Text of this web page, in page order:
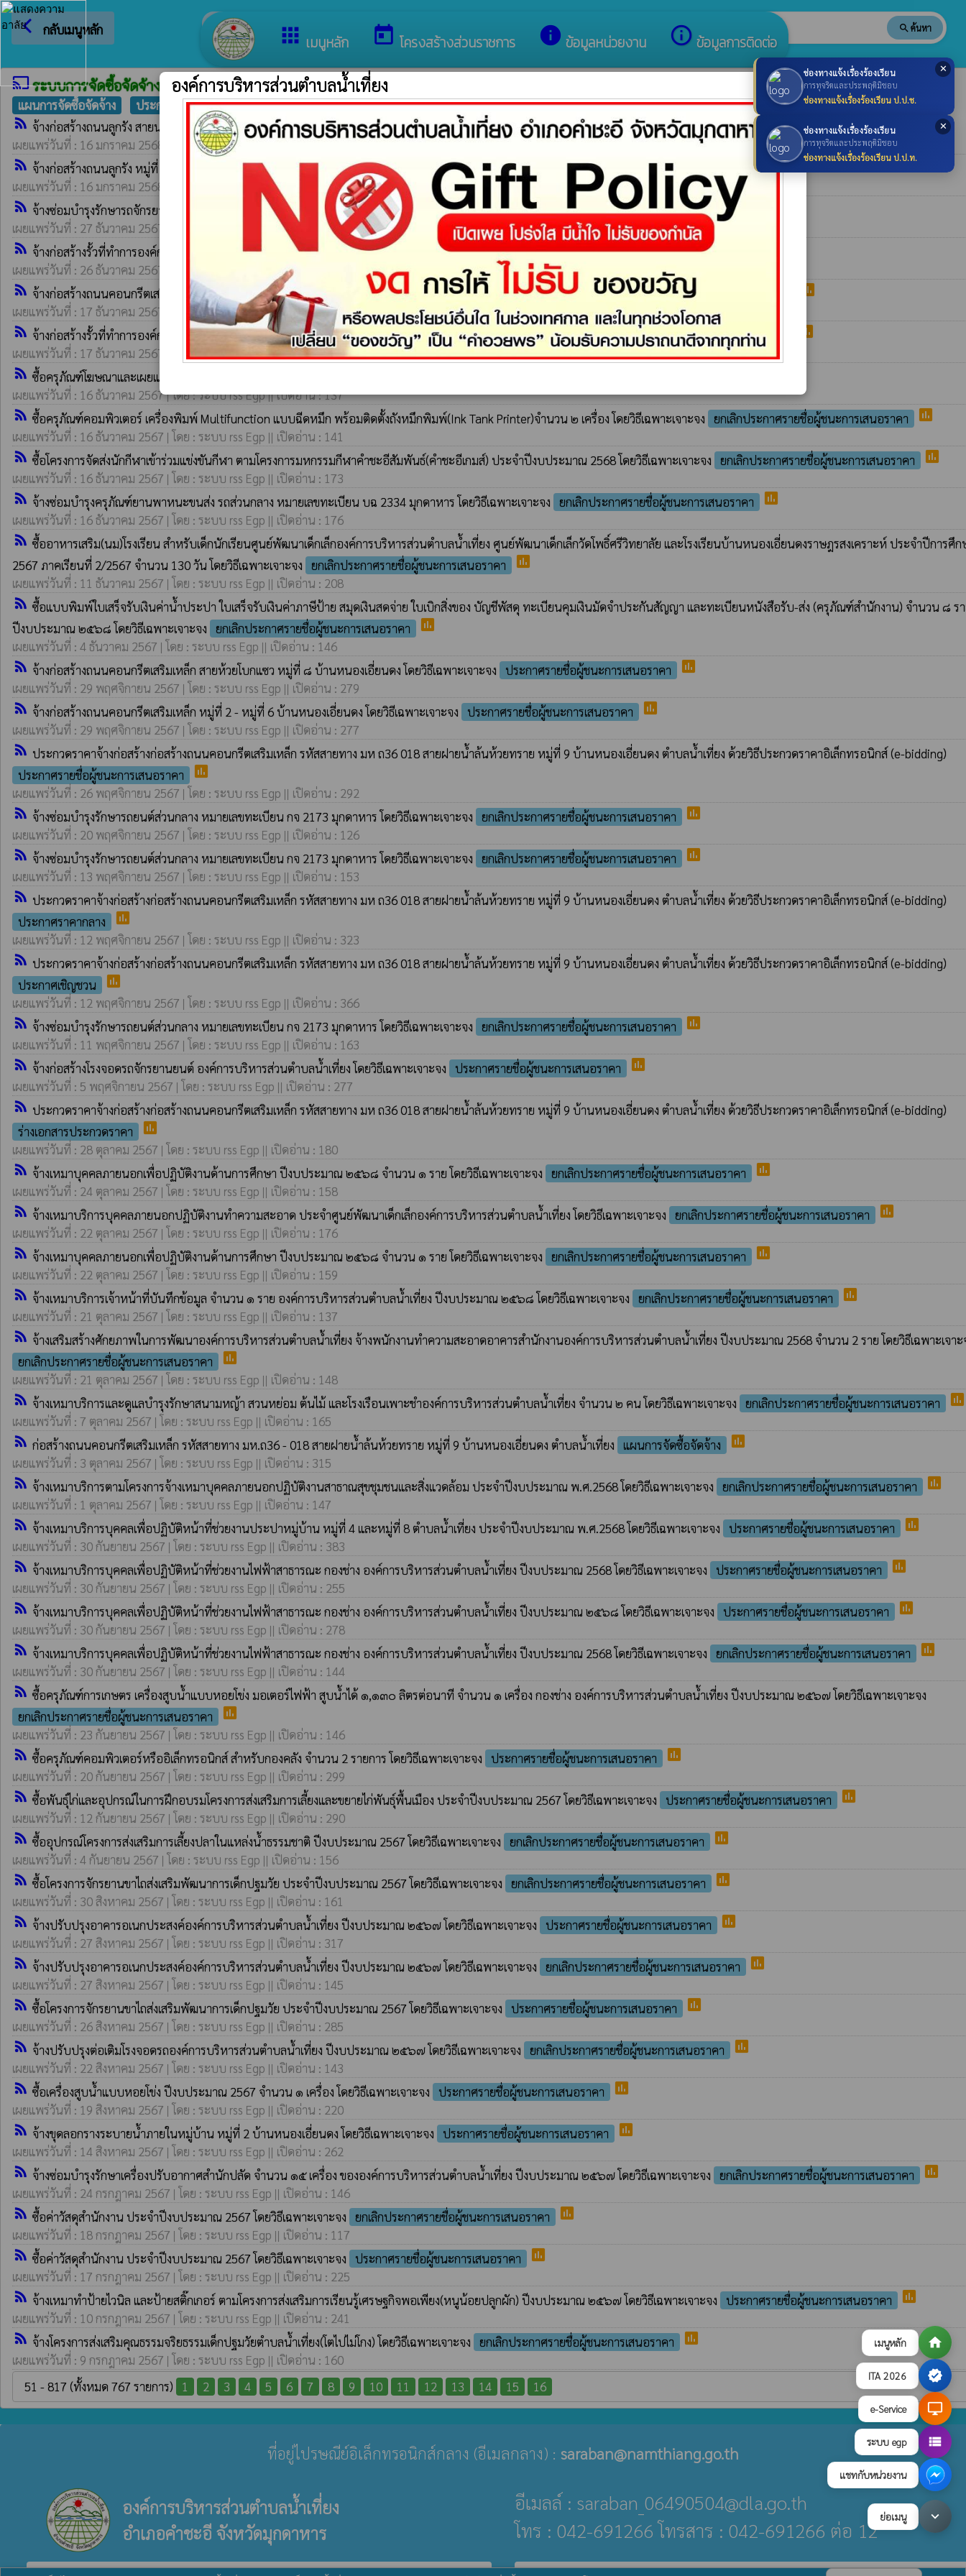
เมนูหลัก home
ITA 2026 verified
e-Service desktop_windows
ระบบ egp view_list
แชทกับหน่วยงาน
ย่อเมนู keyboard_arrow_down
✕
ช่องทางแจ้งเรื่องร้องเรียน
การทุจริตและประพฤติมิชอบ
ช่องทางแจ้งเรื่องร้องเรียน ป.ป.ช.
✕
ช่องทางแจ้งเรื่องร้องเรียน
การทุจริตและประพฤติมิชอบ
ช่องทางแจ้งเรื่องร้องเรียน ป.ป.ท.
apps เมนูหลัก today โครงสร้างส่วนราชการ info ข้อมูลหน่วยงาน info_outline ข้อมูลการติดต่อ
arrow_back_ios กลับเมนูหลัก ยินดีต้อนรับสู่เว็บไซต์ของ องค์การบริหารส่วนตำบลน้ำเที่ยง search ค้นหา
castระบบการจัดซื้อจัดจ้าง egp
แผนการจัดซื้อจัดจ้าง ประกาศราคากลาง ประกาศเชิญชวน ประกาศรายชื่อผู้ชนะการเสนอราคา
rss_feed จ้างก่อสร้างถนนลูกรัง สายนานางยะเด็จ การร้อย-นานางสาววิภาวดี สุภาพันธ์ จำนวน 1 งาน โดยวิธีเฉพาะเจาะจง ประกาศรายชื่อผู้ชนะการเสนอราคา poll
เผยแพร่วันที่ : 16 มกราคม 2568 | โดย : ระบบ rss Egp || เปิดอ่าน : 355
rss_feed จ้างก่อสร้างถนนลูกรัง หมู่ที่ 1 บ้านดอนสวรรค์ จำนวน 1 งาน โดยวิธีเฉพาะเจาะจง ประกาศรายชื่อผู้ชนะการเสนอราคา poll
เผยแพร่วันที่ : 16 มกราคม 2568 | โดย : ระบบ rss Egp || เปิดอ่าน : 293
rss_feed จ้างซ่อมบำรุงรักษารถจักรยานยนต์ เลขทะเบียน 1 กณ 5822 มุกดาหาร จำนวน 2 รายการ โดยวิธีเฉพาะเจาะจง ประกาศรายชื่อผู้ชนะการเสนอราคา poll
เผยแพร่วันที่ : 27 ธันวาคม 2567 | โดย : ระบบ rss Egp || เปิดอ่าน : 295
rss_feed จ้างก่อสร้างรั้วที่ทำการองค์การบริหารส่วนตำบลน้ำเที่ยง โดยวิธีเฉพาะเจาะจง ประกาศรายชื่อผู้ชนะการเสนอราคา poll
เผยแพร่วันที่ : 26 ธันวาคม 2567 | โดย : ระบบ rss Egp || เปิดอ่าน : 377
rss_feed จ้างก่อสร้างถนนคอนกรีตเสริมเหล็กสายภูมะตูม-ภูพระเจ้า หมู่ที่ 4 บ้านดงยาง ตำบลน้ำเที่ยง จำนวน 1 งาน โดยวิธีเฉพาะเจาะจง ประกาศรายชื่อผู้ชนะการเสนอราคา poll
เผยแพร่วันที่ : 17 ธันวาคม 2567 | โดย : ระบบ rss Egp || เปิดอ่าน : 339
rss_feed จ้างก่อสร้างรั้วที่ทำการองค์การบริหารส่วนตำบลน้ำเที่ยง ความยาว 200 เมตร สูง 2.00 เมตร จำนวน 1 งาน โดยวิธีเฉพาะเจาะจง ประกาศรายชื่อผู้ชนะการเสนอราคา poll
เผยแพร่วันที่ : 17 ธันวาคม 2567 | โดย : ระบบ rss Egp || เปิดอ่าน : 300
rss_feed ซื้อครุภัณฑ์โฆษณาและเผยแพร่เครื่องมัลติมีเดียโปรเจคเตอร์ จำนวน ๑ เครื่อง โดยวิธีเฉพาะเจาะจง
เผยแพร่วันที่ : 16 ธันวาคม 2567 | โดย : ระบบ rss Egp || เปิดอ่าน : 137
rss_feed ซื้อครุภัณฑ์คอมพิวเตอร์ เครื่องพิมพ์ Multifunction แบบฉีดหมึก พร้อมติดตั้งถังหมึกพิมพ์(Ink Tank Printer)จำนวน ๒ เครื่อง โดยวิธีเฉพาะเจาะจง ยกเลิกประกาศรายชื่อผู้ชนะการเสนอราคา poll
เผยแพร่วันที่ : 16 ธันวาคม 2567 | โดย : ระบบ rss Egp || เปิดอ่าน : 141
rss_feed ซื้อโครงการจัดส่งนักกีฬาเข้าร่วมแข่งขันกีฬา ตามโครงการมหกรรมกีฬาคำชะอีสัมพันธ์(คำชะอีเกมส์) ประจำปีงบประมาณ 2568 โดยวิธีเฉพาะเจาะจง ยกเลิกประกาศรายชื่อผู้ชนะการเสนอราคา poll
เผยแพร่วันที่ : 16 ธันวาคม 2567 | โดย : ระบบ rss Egp || เปิดอ่าน : 173
rss_feed จ้างซ่อมบำรุงครุภัณฑ์ยานพาหนะขนส่ง รถส่วนกลาง หมายเลขทะเบียน บฉ 2334 มุกดาหาร โดยวิธีเฉพาะเจาะจง ยกเลิกประกาศรายชื่อผู้ชนะการเสนอราคา poll
เผยแพร่วันที่ : 16 ธันวาคม 2567 | โดย : ระบบ rss Egp || เปิดอ่าน : 176
rss_feed ซื้ออาหารเสริม(นม)โรงเรียน สำหรับเด็กนักเรียนศูนย์พัฒนาเด็กเล็กองค์การบริหารส่วนตำบลน้ำเที่ยง ศูนย์พัฒนาเด็กเล็กวัดโพธิ์ศรีวิทยาลัย และโรงเรียนบ้านหนองเอี่ยนดงราษฎรสงเคราะห์ ประจำปีการศึก
2567 ภาคเรียนที่ 2/2567 จำนวน 130 วัน โดยวิธีเฉพาะเจาะจง
ยกเลิกประกาศรายชื่อผู้ชนะการเสนอราคา poll
เผยแพร่วันที่ : 11 ธันวาคม 2567 | โดย : ระบบ rss Egp || เปิดอ่าน : 208
rss_feed ซื้อแบบพิมพ์ใบเสรฺ็จรับเงินค่าน้ำประปา ใบเสร็จรับเงินค่าภาษีป้าย สมุดเงินสดจ่าย ใบเบิกสิ่งของ บัญชีพัสดุ ทะเบียนคุมเงินมัดจำประกันสัญญา และทะเบียนหนังสือรับ-ส่ง (ครุภัณฑ์สำนักงาน) จำนวน ๘ ร
ปีงบประมาณ ๒๕๖๘ โดยวิธีเฉพาะเจาะจง
ยกเลิกประกาศรายชื่อผู้ชนะการเสนอราคา poll
เผยแพร่วันที่ : 4 ธันวาคม 2567 | โดย : ระบบ rss Egp || เปิดอ่าน : 146
rss_feed จ้างก่อสร้างถนนคอนกรีตเสริมเหล็ก สายห้วยโบกแซว หมู่ที่ ๘ บ้านหนองเอี่ยนดง โดยวิธีเฉพาะเจาะจง ประกาศรายชื่อผู้ชนะการเสนอราคา poll
เผยแพร่วันที่ : 29 พฤศจิกายน 2567 | โดย : ระบบ rss Egp || เปิดอ่าน : 279
rss_feed จ้างก่อสร้างถนนคอนกรีตเสริมเหล็ก หมู่ที่ 2 - หมู่ที่ 6 บ้านหนองเอี่ยนดง โดยวิธีเฉพาะเจาะจง ประกาศรายชื่อผู้ชนะการเสนอราคา poll
เผยแพร่วันที่ : 29 พฤศจิกายน 2567 | โดย : ระบบ rss Egp || เปิดอ่าน : 277
rss_feed ประกวดราคาจ้างก่อสร้างก่อสร้างถนนคอนกรีตเสริมเหล็ก รหัสสายทาง มห ถ36 018 สายฝายน้ำล้นห้วยทราย หมู่ที่ 9 บ้านหนองเอี่ยนดง ตำบลน้ำเที่ยง ด้วยวิธีประกวดราคาอิเล็กทรอนิกส์ (e-bidding)
ประกาศรายชื่อผู้ชนะการเสนอราคา
poll
เผยแพร่วันที่ : 26 พฤศจิกายน 2567 | โดย : ระบบ rss Egp || เปิดอ่าน : 292
rss_feed จ้างซ่อมบำรุงรักษารถยนต์ส่วนกลาง หมายเลขทะเบียน กจ 2173 มุกดาหาร โดยวิธีเฉพาะเจาะจง ยกเลิกประกาศรายชื่อผู้ชนะการเสนอราคา poll
เผยแพร่วันที่ : 20 พฤศจิกายน 2567 | โดย : ระบบ rss Egp || เปิดอ่าน : 126
rss_feed จ้างซ่อมบำรุงรักษารถยนต์ส่วนกลาง หมายเลขทะเบียน กจ 2173 มุกดาหาร โดยวิธีเฉพาะเจาะจง ยกเลิกประกาศรายชื่อผู้ชนะการเสนอราคา poll
เผยแพร่วันที่ : 13 พฤศจิกายน 2567 | โดย : ระบบ rss Egp || เปิดอ่าน : 153
rss_feed ประกวดราคาจ้างก่อสร้างก่อสร้างถนนคอนกรีตเสริมเหล็ก รหัสสายทาง มห ถ36 018 สายฝายน้ำล้นห้วยทราย หมู่ที่ 9 บ้านหนองเอี่ยนดง ตำบลน้ำเที่ยง ด้วยวิธีประกวดราคาอิเล็กทรอนิกส์ (e-bidding)
ประกาศราคากลาง
poll
เผยแพร่วันที่ : 12 พฤศจิกายน 2567 | โดย : ระบบ rss Egp || เปิดอ่าน : 323
rss_feed ประกวดราคาจ้างก่อสร้างก่อสร้างถนนคอนกรีตเสริมเหล็ก รหัสสายทาง มห ถ36 018 สายฝายน้ำล้นห้วยทราย หมู่ที่ 9 บ้านหนองเอี่ยนดง ตำบลน้ำเที่ยง ด้วยวิธีประกวดราคาอิเล็กทรอนิกส์ (e-bidding)
ประกาศเชิญชวน
poll
เผยแพร่วันที่ : 12 พฤศจิกายน 2567 | โดย : ระบบ rss Egp || เปิดอ่าน : 366
rss_feed จ้างซ่อมบำรุงรักษารถยนต์ส่วนกลาง หมายเลขทะเบียน กจ 2173 มุกดาหาร โดยวิธีเฉพาะเจาะจง ยกเลิกประกาศรายชื่อผู้ชนะการเสนอราคา poll
เผยแพร่วันที่ : 11 พฤศจิกายน 2567 | โดย : ระบบ rss Egp || เปิดอ่าน : 163
rss_feed จ้างก่อสร้างโรงจอดรถจักรยานยนต์ องค์การบริหารส่วนตำบลน้ำเที่ยง โดยวิธีเฉพาะเจาะจง ประกาศรายชื่อผู้ชนะการเสนอราคา poll
เผยแพร่วันที่ : 5 พฤศจิกายน 2567 | โดย : ระบบ rss Egp || เปิดอ่าน : 277
rss_feed ประกวดราคาจ้างก่อสร้างก่อสร้างถนนคอนกรีตเสริมเหล็ก รหัสสายทาง มห ถ36 018 สายฝายน้ำล้นห้วยทราย หมู่ที่ 9 บ้านหนองเอี่ยนดง ตำบลน้ำเที่ยง ด้วยวิธีประกวดราคาอิเล็กทรอนิกส์ (e-bidding)
ร่างเอกสารประกวดราคา
poll
เผยแพร่วันที่ : 28 ตุลาคม 2567 | โดย : ระบบ rss Egp || เปิดอ่าน : 180
rss_feed จ้างเหมาบุคคลภายนอกเพื่อปฏิบัติงานด้านการศึกษา ปีงบประมาณ ๒๕๖๘ จำนวน ๑ ราย โดยวิธีเฉพาะเจาะจง ยกเลิกประกาศรายชื่อผู้ชนะการเสนอราคา poll
เผยแพร่วันที่ : 24 ตุลาคม 2567 | โดย : ระบบ rss Egp || เปิดอ่าน : 158
rss_feed จ้างเหมาบริการบุคคลภายนอกปฏิบัติงานทำความสะอาด ประจำศูนย์พัฒนาเด็กเล็กองค์การบริหารส่วนตำบลน้ำเที่ยง โดยวิธีเฉพาะเจาะจง ยกเลิกประกาศรายชื่อผู้ชนะการเสนอราคา poll
เผยแพร่วันที่ : 22 ตุลาคม 2567 | โดย : ระบบ rss Egp || เปิดอ่าน : 176
rss_feed จ้างเหมาบุคคลภายนอกเพื่อปฏิบัติงานด้านการศึกษา ปีงบประมาณ ๒๕๖๘ จำนวน ๑ ราย โดยวิธีเฉพาะเจาะจง ยกเลิกประกาศรายชื่อผู้ชนะการเสนอราคา poll
เผยแพร่วันที่ : 22 ตุลาคม 2567 | โดย : ระบบ rss Egp || เปิดอ่าน : 159
rss_feed จ้างเหมาบริการเจ้าหน้าที่บันทึกข้อมูล จำนวน ๑ ราย องค์การบริหารส่วนตำบลน้ำเที่ยง ปีงบประมาณ ๒๕๖๘ โดยวิธีเฉพาะเจาะจง ยกเลิกประกาศรายชื่อผู้ชนะการเสนอราคา poll
เผยแพร่วันที่ : 21 ตุลาคม 2567 | โดย : ระบบ rss Egp || เปิดอ่าน : 137
rss_feed จ้างเสริมสร้างศักยภาพในการพัฒนาองค์การบริหารส่วนตำบลน้ำเที่ยง จ้างพนักงานทำความสะอาดอาคารสำนักงานองค์การบริหารส่วนตำบลน้ำเที่ยง ปีงบประมาณ 2568 จำนวน 2 ราย โดยวิธีเฉพาะเจาะ
ยกเลิกประกาศรายชื่อผู้ชนะการเสนอราคา
poll
เผยแพร่วันที่ : 21 ตุลาคม 2567 | โดย : ระบบ rss Egp || เปิดอ่าน : 148
rss_feed จ้างเหมาบริการและดูแลบำรุงรักษาสนามหญ้า สวนหย่อม ต้นไม้ และโรงเรือนเพาะชำองค์การบริหารส่วนตำบลน้ำเที่ยง จำนวน ๒ คน โดยวิธีเฉพาะเจาะจง ยกเลิกประกาศรายชื่อผู้ชนะการเสนอราคา poll
เผยแพร่วันที่ : 7 ตุลาคม 2567 | โดย : ระบบ rss Egp || เปิดอ่าน : 165
rss_feed ก่อสร้างถนนคอนกรีตเสริมเหล็ก รหัสสายทาง มห.ถ36 - 018 สายฝายน้ำล้นห้วยทราย หมู่ที่ 9 บ้านหนองเอี่ยนดง ตำบลน้ำเที่ยง แผนการจัดซื้อจัดจ้าง poll
เผยแพร่วันที่ : 3 ตุลาคม 2567 | โดย : ระบบ rss Egp || เปิดอ่าน : 315
rss_feed จ้างเหมาบริการตามโครงการจ้างเหมาบุคคลภายนอกปฏิบัติงานสาธาณสุขชุมชนและสิ่งแวดล้อม ประจำปีงบประมาณ พ.ศ.2568 โดยวิธีเฉพาะเจาะจง ยกเลิกประกาศรายชื่อผู้ชนะการเสนอราคา poll
เผยแพร่วันที่ : 1 ตุลาคม 2567 | โดย : ระบบ rss Egp || เปิดอ่าน : 147
rss_feed จ้างเหมาบริการบุคคลเพื่อปฏิบัติหน้าที่ช่วยงานประปาหมู่บ้าน หมู่ที่ 4 และหมู่ที่ 8 ตำบลน้ำเที่ยง ประจำปีงบประมาณ พ.ศ.2568 โดยวิธีเฉพาะเจาะจง ประกาศรายชื่อผู้ชนะการเสนอราคา poll
เผยแพร่วันที่ : 30 กันยายน 2567 | โดย : ระบบ rss Egp || เปิดอ่าน : 383
rss_feed จ้างเหมาบริการบุคคลเพื่อปฏิบัติหน้าที่ช่วยงานไฟฟ้าสาธารณะ กองช่าง องค์การบริหารส่วนตำบลน้ำเที่ยง ปีงบประมาณ 2568 โดยวิธีเฉพาะเจาะจง ประกาศรายชื่อผู้ชนะการเสนอราคา poll
เผยแพร่วันที่ : 30 กันยายน 2567 | โดย : ระบบ rss Egp || เปิดอ่าน : 255
rss_feed จ้างเหมาบริการบุคคลเพื่อปฏิบัติหน้าที่ช่วยงานไฟฟ้าสาธารณะ กองช่าง องค์การบริหารส่วนตำบลน้ำเที่ยง ปีงบประมาณ ๒๕๖๘ โดยวิธีเฉพาะเจาะจง ประกาศรายชื่อผู้ชนะการเสนอราคา poll
เผยแพร่วันที่ : 30 กันยายน 2567 | โดย : ระบบ rss Egp || เปิดอ่าน : 278
rss_feed จ้างเหมาบริการบุคคลเพื่อปฏิบัติหน้าที่ช่วยงานไฟฟ้าสาธารณะ กองช่าง องค์การบริหารส่วนตำบลน้ำเที่ยง ปีงบประมาณ 2568 โดยวิธีเฉพาะเจาะจง ยกเลิกประกาศรายชื่อผู้ชนะการเสนอราคา poll
เผยแพร่วันที่ : 30 กันยายน 2567 | โดย : ระบบ rss Egp || เปิดอ่าน : 144
rss_feed ซื้อครุภัณฑ์การเกษตร เครื่องสูบน้ำแบบหอยโข่ง มอเตอร์ไฟฟ้า สูบน้ำได้ ๑,๑๓๐ ลิตรต่อนาที จำนวน ๑ เครื่อง กองช่าง องค์การบริหารส่วนตำบลน้ำเที่ยง ปีงบประมาณ ๒๕๖๗ โดยวิธีเฉพาะเจาะจง
ยกเลิกประกาศรายชื่อผู้ชนะการเสนอราคา
poll
เผยแพร่วันที่ : 23 กันยายน 2567 | โดย : ระบบ rss Egp || เปิดอ่าน : 146
rss_feed ซื้อครุภัณฑ์คอมพิวเตอร์หรืออิเล็กทรอนิกส์ สำหรับกองคลัง จำนวน 2 รายการ โดยวิธีเฉพาะเจาะจง ประกาศรายชื่อผู้ชนะการเสนอราคา poll
เผยแพร่วันที่ : 20 กันยายน 2567 | โดย : ระบบ rss Egp || เปิดอ่าน : 299
rss_feed ซื้อพันธุ์ไก่และอุปกรณ์ในการฝึกอบรมโครงการส่งเสริมการเลี้ยงและขยายไก่พันธุ์พื้นเมือง ประจำปีงบประมาณ 2567 โดยวิธีเฉพาะเจาะจง ประกาศรายชื่อผู้ชนะการเสนอราคา poll
เผยแพร่วันที่ : 12 กันยายน 2567 | โดย : ระบบ rss Egp || เปิดอ่าน : 290
rss_feed ซื้ออุปกรณ์โครงการส่งเสริมการเลี้ยงปลาในแหล่งน้ำธรรมชาติ ปีงบประมาณ 2567 โดยวิธีเฉพาะเจาะจง ยกเลิกประกาศรายชื่อผู้ชนะการเสนอราคา poll
เผยแพร่วันที่ : 4 กันยายน 2567 | โดย : ระบบ rss Egp || เปิดอ่าน : 156
rss_feed ซื้อโครงการจักรยานขาไถส่งเสริมพัฒนาการเด็กปฐมวัย ประจำปีงบประมาณ 2567 โดยวิธีเฉพาะเจาะจง ยกเลิกประกาศรายชื่อผู้ชนะการเสนอราคา poll
เผยแพร่วันที่ : 30 สิงหาคม 2567 | โดย : ระบบ rss Egp || เปิดอ่าน : 161
rss_feed จ้างปรับปรุงอาคารอเนกประสงค์องค์การบริหารส่วนตำบลน้ำเที่ยง ปีงบประมาณ ๒๕๖๗ โดยวิธีเฉพาะเจาะจง ประกาศรายชื่อผู้ชนะการเสนอราคา poll
เผยแพร่วันที่ : 27 สิงหาคม 2567 | โดย : ระบบ rss Egp || เปิดอ่าน : 317
rss_feed จ้างปรับปรุงอาคารอเนกประสงค์องค์การบริหารส่วนตำบลน้ำเที่ยง ปีงบประมาณ ๒๕๖๗ โดยวิธีเฉพาะเจาะจง ยกเลิกประกาศรายชื่อผู้ชนะการเสนอราคา poll
เผยแพร่วันที่ : 27 สิงหาคม 2567 | โดย : ระบบ rss Egp || เปิดอ่าน : 145
rss_feed ซื้อโครงการจักรยานขาไถส่งเสริมพัฒนาการเด็กปฐมวัย ประจำปีงบประมาณ 2567 โดยวิธีเฉพาะเจาะจง ประกาศรายชื่อผู้ชนะการเสนอราคา poll
เผยแพร่วันที่ : 26 สิงหาคม 2567 | โดย : ระบบ rss Egp || เปิดอ่าน : 285
rss_feed จ้างปรับปรุงต่อเติมโรงจอดรถองค์การบริหารส่วนตำบลน้ำเที่ยง ปีงบประมาณ ๒๕๖๗ โดยวิธีเฉพาะเจาะจง ยกเลิกประกาศรายชื่อผู้ชนะการเสนอราคา poll
เผยแพร่วันที่ : 22 สิงหาคม 2567 | โดย : ระบบ rss Egp || เปิดอ่าน : 143
rss_feed ซื้อเครื่องสูบน้ำแบบหอยโข่ง ปีงบประมาณ 2567 จำนวน ๑ เครื่อง โดยวิธีเฉพาะเจาะจง ประกาศรายชื่อผู้ชนะการเสนอราคา poll
เผยแพร่วันที่ : 19 สิงหาคม 2567 | โดย : ระบบ rss Egp || เปิดอ่าน : 220
rss_feed จ้างขุดลอกรางระบายน้ำภายในหมู่บ้าน หมู่ที่ 2 บ้านหนองเอี่ยนดง โดยวิธีเฉพาะเจาะจง ประกาศรายชื่อผู้ชนะการเสนอราคา poll
เผยแพร่วันที่ : 14 สิงหาคม 2567 | โดย : ระบบ rss Egp || เปิดอ่าน : 262
rss_feed จ้างซ่อมบำรุงรักษาเครื่องปรับอากาศสำนักปลัด จำนวน ๑๕ เครื่อง ขององค์การบริหารส่วนตำบลน้ำเที่ยง ปีงบประมาณ ๒๕๖๗ โดยวิธีเฉพาะเจาะจง ยกเลิกประกาศรายชื่อผู้ชนะการเสนอราคา poll
เผยแพร่วันที่ : 24 กรกฎาคม 2567 | โดย : ระบบ rss Egp || เปิดอ่าน : 146
rss_feed ซื้อค่าวัสดุสำนักงาน ประจำปีงบประมาณ 2567 โดยวิธีเฉพาะเจาะจง ยกเลิกประกาศรายชื่อผู้ชนะการเสนอราคา poll
เผยแพร่วันที่ : 18 กรกฎาคม 2567 | โดย : ระบบ rss Egp || เปิดอ่าน : 117
rss_feed ซื้อค่าวัสดุสำนักงาน ประจำปีงบประมาณ 2567 โดยวิธีเฉพาะเจาะจง ประกาศรายชื่อผู้ชนะการเสนอราคา poll
เผยแพร่วันที่ : 17 กรกฎาคม 2567 | โดย : ระบบ rss Egp || เปิดอ่าน : 225
rss_feed จ้างเหมาทำป้ายไวนิล และป้ายสติ๊กเกอร์ ตามโครงการส่งเสริมการเรียนรู้เศรษฐกิจพอเพียง(หนูน้อยปลูกผัก) ปีงบประมาณ ๒๕๖๗ โดยวิธีเฉพาะเจาะจง ประกาศรายชื่อผู้ชนะการเสนอราคา poll
เผยแพร่วันที่ : 10 กรกฎาคม 2567 | โดย : ระบบ rss Egp || เปิดอ่าน : 241
rss_feed จ้างโครงการส่งเสริมคุณธรรมจริยธรรมเด็กปฐมวัยตำบลน้ำเที่ยง(โตไปไม่โกง) โดยวิธีเฉพาะเจาะจง ยกเลิกประกาศรายชื่อผู้ชนะการเสนอราคา poll
เผยแพร่วันที่ : 9 กรกฎาคม 2567 | โดย : ระบบ rss Egp || เปิดอ่าน : 160
51 - 817 (ทั้งหมด 767 รายการ)
1 2 3 4 5 6 7 8 9 10 11 12 13 14 15 16
ที่อยู่ไปรษณีย์อิเล็กทรอนิกส์กลาง (อีเมลกลาง) : saraban@namthiang.go.th
องค์การบริหารส่วนตำบลน้ำเที่ยง
อำเภอคำชะอี จังหวัดมุกดาหาร
อีเมลล์ : saraban_06490504@dla.go.th
โทร : 042-691266 โทรสาร : 042-691266 ต่อ 12
×
องค์การบริหารส่วนตำบลน้ำเที่ยง